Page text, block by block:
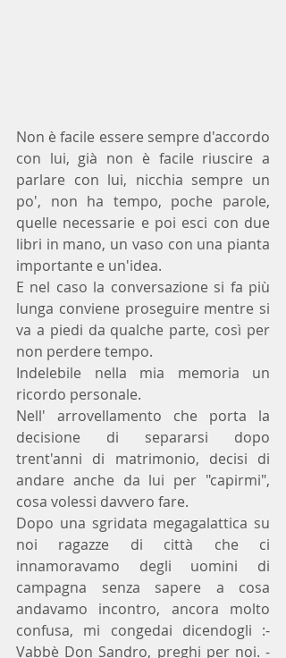
Non è facile essere sempre d'accordo
con lui, già non è facile riuscire a
parlare con lui, nicchia sempre un
po', non ha tempo, poche parole,
quelle necessarie e poi esci con due
libri in mano, un vaso con una pianta
importante e un'idea.
E nel caso la conversazione si fa più
lunga conviene proseguire mentre si
va a piedi da qualche parte, così per
non perdere tempo.
Indelebile nella mia memoria un
ricordo personale.
Nell' arrovellamento che porta la
decisione di separarsi dopo
trent'anni di matrimonio, decisi di
andare anche da lui per "capirmi",
cosa volessi davvero fare.
Dopo una sgridata megagalattica su
noi ragazze di città che ci
innamoravamo degli uomini di
campagna senza sapere a cosa
andavamo incontro, ancora molto
confusa, mi congedai dicendogli :-
Vabbè Don Sandro, preghi per noi. -